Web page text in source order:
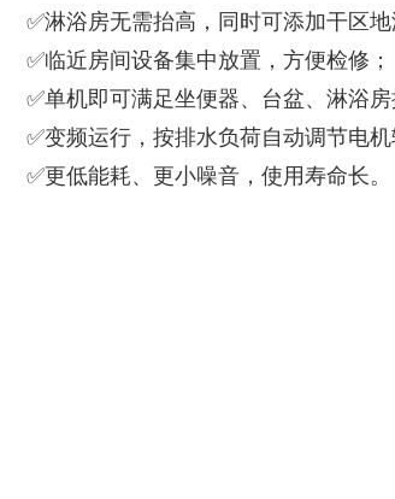
✅淋浴房无需抬高，同时可添加干区地
✅临近房间设备集中放置，方便检修；
✅单机即可满足坐便器、台盆、淋浴房
✅变频运行，按排水负荷自动调节电机
✅更低能耗、更小噪音，使用寿命长。